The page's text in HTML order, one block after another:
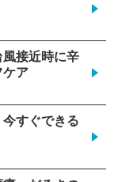
接近時に辛
ア
すぐできる